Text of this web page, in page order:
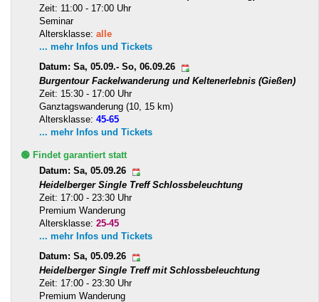
Zeit: 11:00 - 17:00 Uhr
Seminar
Altersklasse: alle
... mehr Infos und Tickets
Datum: Sa, 05.09.- So, 06.09.26
Burgentour Fackelwanderung und Keltenerlebnis (Gießen)
Zeit: 15:30 - 17:00 Uhr
Ganztagswanderung (10, 15 km)
Altersklasse: 45-65
... mehr Infos und Tickets
🟢 Findet garantiert statt
Datum: Sa, 05.09.26
Heidelberger Single Treff Schlossbeleuchtung
Zeit: 17:00 - 23:30 Uhr
Premium Wanderung
Altersklasse: 25-45
... mehr Infos und Tickets
Datum: Sa, 05.09.26
Heidelberger Single Treff mit Schlossbeleuchtung
Zeit: 17:00 - 23:30 Uhr
Premium Wanderung